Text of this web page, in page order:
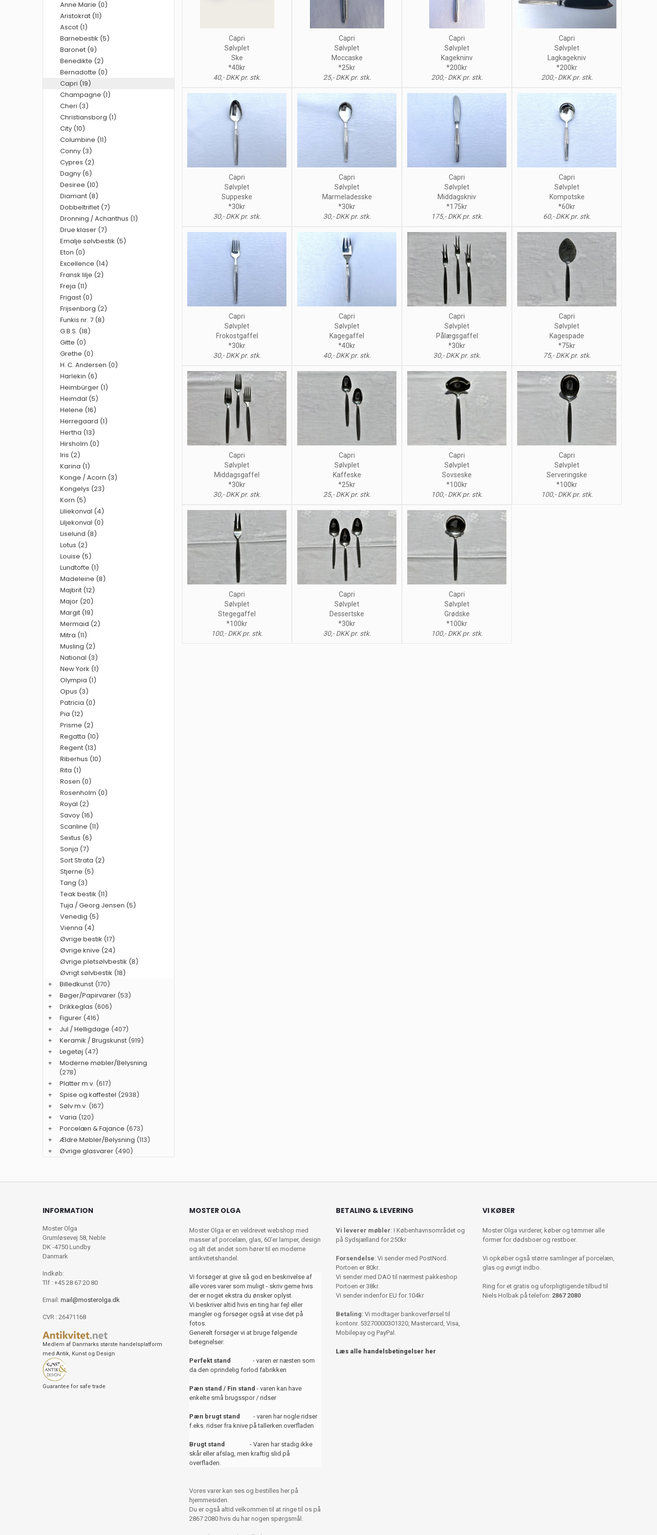
Capri
Sølvplet
Ske
*40kr
40,- DKK pr. stk.
Capri
Sølvplet
Moccaske
*25kr
25,- DKK pr. stk.
Capri
Sølvplet
Kagekninv
*200kr
200,- DKK pr. stk.
Capri
Sølvplet
Lagkagekniv
*200kr
200,- DKK pr. stk.
Capri
Sølvplet
Suppeske
*30kr
30,- DKK pr. stk.
Capri
Sølvplet
Marmeladesske
*30kr
30,- DKK pr. stk.
Capri
Sølvplet
Middagskniv
*175kr
175,- DKK pr. stk.
Capri
Sølvplet
Kompotske
*60kr
60,- DKK pr. stk.
Capri
Sølvplet
Frokostgaffel
*30kr
30,- DKK pr. stk.
Capri
Sølvplet
Kagegaffel
*40kr
40,- DKK pr. stk.
Capri
Sølvplet
Pålægsgaffel
*30kr
30,- DKK pr. stk.
Capri
Sølvplet
Kagespade
*75kr
75,- DKK pr. stk.
Capri
Sølvplet
Middagsgaffel
*30kr
30,- DKK pr. stk.
Capri
Sølvplet
Kaffeske
*25kr
25,- DKK pr. stk.
Capri
Sølvplet
Sovseske
*100kr
100,- DKK pr. stk.
Capri
Sølvplet
Serveringske
*100kr
100,- DKK pr. stk.
Capri
Sølvplet
Stegegaffel
*100kr
100,- DKK pr. stk.
Capri
Sølvplet
Dessertske
*30kr
30,- DKK pr. stk.
Capri
Sølvplet
Grødske
*100kr
100,- DKK pr. stk.
Anne Marie (0)
Aristokrat (11)
Ascot (1)
Barnebestik (5)
Baronet (9)
Benedikte (2)
Bernadotte (0)
Capri (19)
Champagne (1)
Cheri (3)
Christiansborg (1)
City (10)
Columbine (11)
Conny (3)
Cypres (2)
Dagny (6)
Desiree (10)
Diamant (8)
Dobbeltriflet (7)
Dronning / Achanthus (1)
Drue klaser (7)
Emalje sølvbestik (5)
Eton (0)
Excellence (14)
Fransk lilje (2)
Freja (11)
Frigast (0)
Frijsenborg (2)
Funkis nr. 7 (8)
G.B.S. (18)
Gitte (0)
Grethe (0)
H. C. Andersen (0)
Harlekin (6)
Heimbürger (1)
Heimdal (5)
Helene (16)
Herregaard (1)
Hertha (13)
Hirsholm (0)
Iris (2)
Karina (1)
Konge / Acorn (3)
Kongelys (23)
Korn (5)
Liliekonval (4)
Liljekonval (0)
Liselund (8)
Lotus (2)
Louise (5)
Lundtofte (1)
Madeleine (8)
Majbrit (12)
Major (20)
Margit (19)
Mermaid (2)
Mitra (11)
Musling (2)
National (3)
New York (1)
Olympia (1)
Opus (3)
Patricia (0)
Pia (12)
Prisme (2)
Regatta (10)
Regent (13)
Riberhus (10)
Rita (1)
Rosen (0)
Rosenholm (0)
Royal (2)
Savoy (16)
Scanline (11)
Sextus (6)
Sonja (7)
Sort Strata (2)
Stjerne (5)
Tang (3)
Teak bestik (11)
Tuja / Georg Jensen (5)
Venedig (5)
Vienna (4)
Øvrige bestik (17)
Øvrige knive (24)
Øvrige pletsølvbestik (8)
Øvrigt sølvbestik (18)
+
Billedkunst (170)
+
Bøger/Papirvarer (53)
+
Drikkeglas (606)
+
Figurer (416)
+
Jul / Helligdage (407)
+
Keramik / Brugskunst (919)
+
Legetøj (47)
+
Moderne møbler/Belysning
(278)
+
Platter m.v. (617)
+
Spise og kaffestel (2938)
+
Sølv m.v. (167)
+
Varia (120)
+
Porcelæn & Fajance (673)
+
Ældre Møbler/Belysning (113)
+
Øvrige glasvarer (490)
INFORMATION
Moster Olga
Grumløsevej 58, Neble
DK -4750 Lundby
Danmark
Indkøb:
Tlf : +45 28 67 20 80
Email: mail@mosterolga.dk
CVR : 26471168
Medlem af Danmarks største handelsplatform
med Antik, Kunst og Design
Guarantee for safe trade
MOSTER OLGA
Moster Olga er en veldrevet webshop med
masser af porcelæn, glas, 60’er lamper, design
og alt det andet som hører til en moderne
antikvitetshandel.
Vi forsøger at give så god en beskrivelse af
alle vores varer som muligt - skriv gerne hvis
der er noget ekstra du ønsker oplyst.
Vi beskriver altid hvis en ting har fejl eller
mangler og forsøger også at vise det på
fotos.
Generelt forsøger vi at bruge følgende
betegnelser:
Perfekt stand
- varen er næsten som
da den oprindelig forlod fabrikken
Pæn stand / Fin stand - varen kan have
enkelte små brugsspor / ridser
Pæn brugt stand
- varen har nogle ridser
f.eks. ridser fra knive på tallerken overfladen
Brugt stand
- Varen har stadig ikke
skår eller afslag, men kraftig slid på
overfladen.
Vores varer kan ses og bestilles her på
hjemmesiden.
Du er også altid velkommen til at ringe til os på
2867 2080 hvis du har nogen spørgsmål.
BETALING & LEVERING
Vi leverer møbler: I Københavnsområdet og
på Sydsjælland for 250kr
Forsendelse: Vi sender med PostNord.
Portoen er 80kr.
Vi sender med DAO til nærmest pakkeshop
Portoen er 38kr.
Vi sender indenfor EU for 104kr
Betaling: Vi modtager bankoverførsel til
kontonr. 53270000301320, Mastercard, Visa,
Mobilepay og PayPal.
Læs alle handelsbetingelser her
VI KØBER
Moster Olga vurderer, køber og tømmer alle
former for dødsboer og restboer.
Vi opkøber også større samlinger af porcelæn,
glas og øvrigt indbo.
Ring for et gratis og uforpligtigende tilbud til
Niels Holbak på telefon: 2867 2080